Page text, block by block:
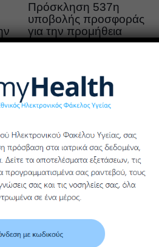
Πρόσκληση 537η
υποβολής προσφοράς
για την προμήθεια
υγειονομικού υλικού
Περισσότερα